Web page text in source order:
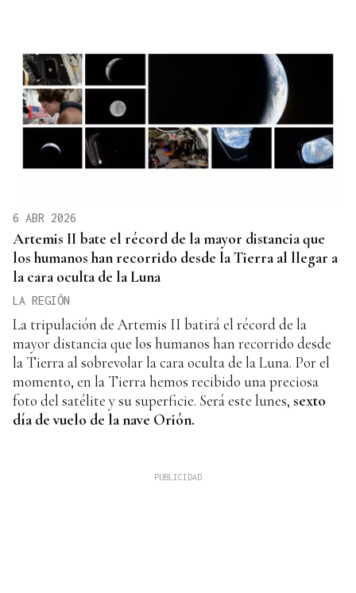
6 ABR 2026
Artemis II bate el récord de la mayor distancia que
los humanos han recorrido desde la Tierra al llegar a
la cara oculta de la Luna
LA REGIÓN
La tripulación de Artemis II batirá el récord de la
mayor distancia que los humanos han recorrido desde
la Tierra al sobrevolar la cara oculta de la Luna. Por el
momento, en la Tierra hemos recibido una preciosa
foto del satélite y su superficie. Será este lunes, sexto
día de vuelo de la nave Orión.